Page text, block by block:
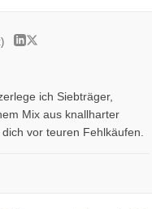
ich Siebträger,
Mix aus knallharter
vor teuren Fehlkäufen.